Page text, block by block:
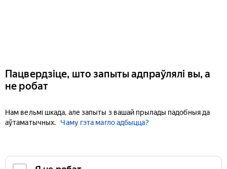
Пацвердзіце, што запыты адпраўлялі вы, а
не робат
Нам вельмі шкада, але запыты з вашай прылады падобныя да
аўтаматычных.
Чаму гэта магло адбыцца?